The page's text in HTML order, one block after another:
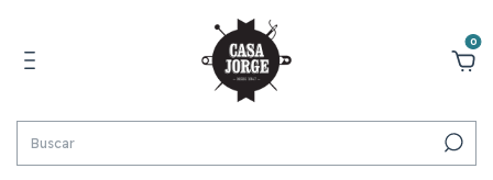
0